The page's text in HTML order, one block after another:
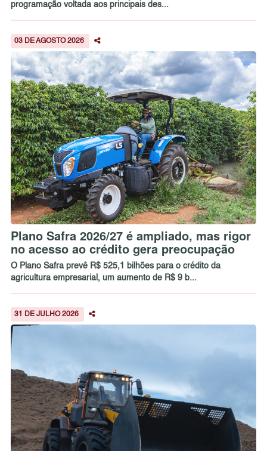
programação voltada aos principais des...
03 DE AGOSTO 2026
Plano Safra 2026/27 é ampliado, mas rigor
no acesso ao crédito gera preocupação
O Plano Safra prevê R$ 525,1 bilhões para o crédito da
agricultura empresarial, um aumento de R$ 9 b...
31 DE JULHO 2026